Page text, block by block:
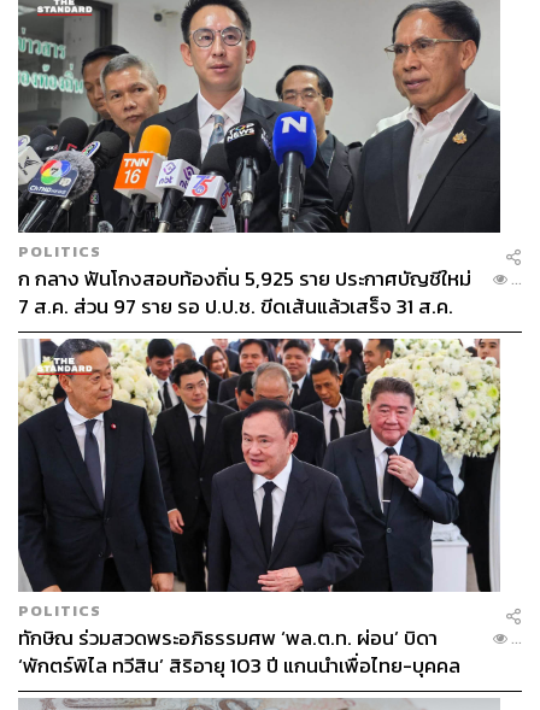
POLITICS
ก กลาง ฟันโกงสอบท้องถิ่น 5,925 ราย ประกาศบัญชีใหม่
7 ส.ค. ส่วน 97 ราย รอ ป.ป.ช. ขีดเส้นแล้วเสร็จ 31 ส.ค.
...
POLITICS
ทักษิณ ร่วมสวดพระอภิธรรมศพ ‘พล.ต.ท. ผ่อน’ บิดา
‘พักตร์พิไล ทวีสิน’ สิริอายุ 103 ปี แกนนำเพื่อไทย-บุคคล
หลากวงการร่วมอาลัย
...